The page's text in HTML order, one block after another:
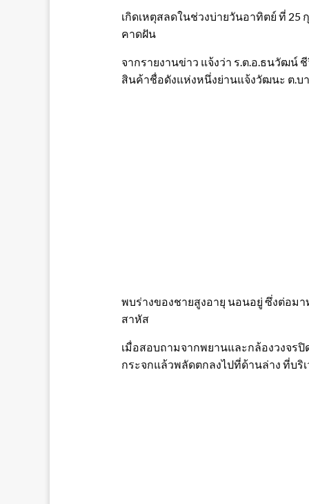
เกิดเหตุสลดในช่วงบ่ายวันอาทิตย์ ที่
คาดฝัน
จากรายงานข่าว แจ้งว่า ร.ต.อ.ธนวัฒน์
สินค้าชื่อดังแห่งหนึ่งย่านแจ้งวัฒนะ ต.บ
พบร่างของชายสูงอายุ นอนอยู่ ซึ่งต่อม
สาหัส
เมื่อสอบถามจากพยานและกล้องวงจร
กระจกแล้วพลัดตกลงไปที่ด้านล่าง ที่บริ